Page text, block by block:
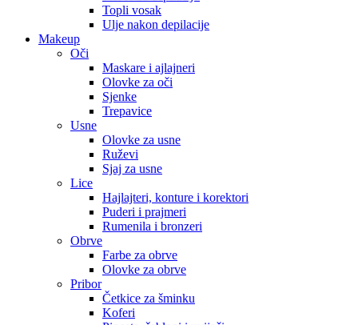
Topli vosak
Ulje nakon depilacije
Makeup
Oči
Maskare i ajlajneri
Olovke za oči
Sjenke
Trepavice
Usne
Olovke za usne
Ruževi
Sjaj za usne
Lice
Hajlajteri, konture i korektori
Puderi i prajmeri
Rumenila i bronzeri
Obrve
Farbe za obrve
Olovke za obrve
Pribor
Četkice za šminku
Koferi